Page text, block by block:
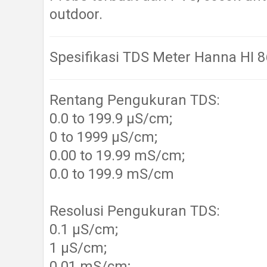
outdoor.
Spesifikasi TDS Meter Hanna HI
Rentang Pengukuran TDS:
0.0 to 199.9 µS/cm;
0 to 1999 µS/cm;
0.00 to 19.99 mS/cm;
0.0 to 199.9 mS/cm
Resolusi Pengukuran TDS:
0.1 µS/cm;
1 µS/cm;